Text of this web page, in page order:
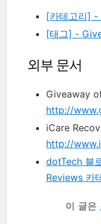
[카테고리] -
[태그] -
외부 문서
Giveaway
http://
iCare
http://
dotTech 블
Reviews 카
이 글은